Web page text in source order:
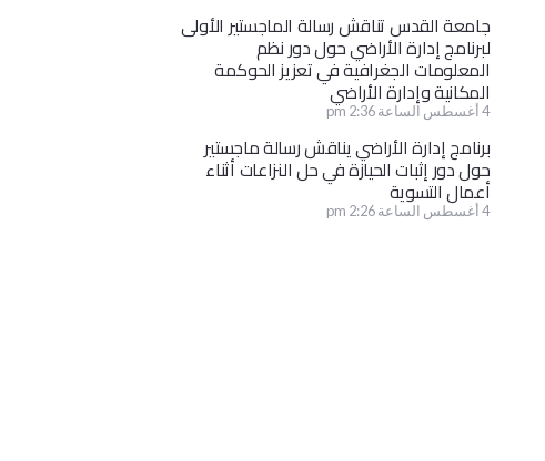
جامعة القدس تناقش رسالة الماجستير الأولى
لبرنامج إدارة الأراضي حول دور نظم
المعلومات الجغرافية في تعزيز الحوكمة
المكانية وإدارة الأراضي
4 أغسطس الساعة 2:36 pm
برنامج إدارة الأراضي يناقش رسالة ماجستير
حول دور إثبات الحيازة في حل النزاعات أثناء
أعمال التسوية
4 أغسطس الساعة 2:26 pm